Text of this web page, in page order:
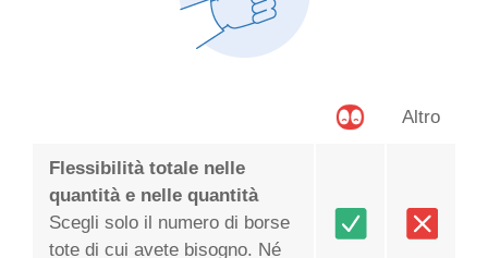
Altro
Flessibilità totale nelle
quantità e nelle quantità
Scegli solo il numero di borse
tote di cui avete bisogno. Né